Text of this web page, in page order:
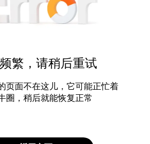
繁，请稍后重试
页面不在这儿，它可能正忙着
圈，稍后就能恢复正常